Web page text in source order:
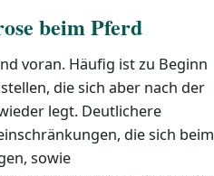
beim Pferd
voran. Häufig ist zu Beginn
die sich aber nach der
legt. Deutlichere
die sich beim
sowie